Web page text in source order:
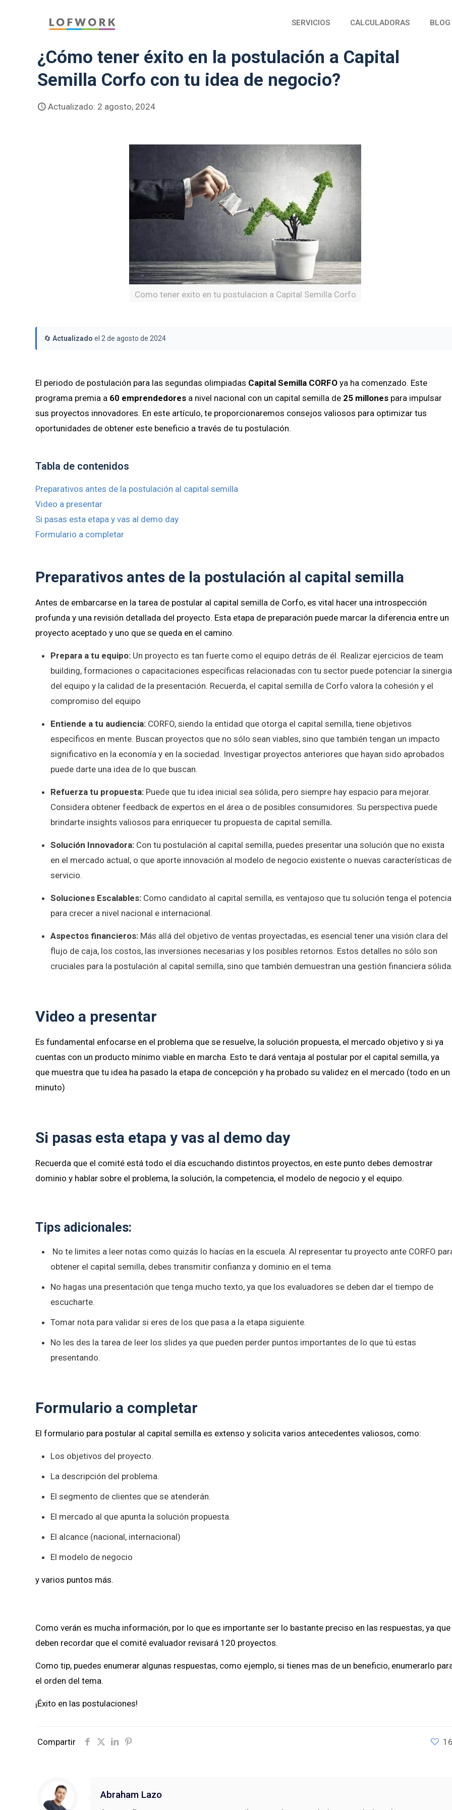
SERVICIOS CALCULADORAS BLOG
¿Cómo tener éxito en la postulación a Capital
Semilla Corfo con tu idea de negocio?
Actualizado: 2 agosto, 2024
Como tener exito en tu postulacion a Capital Semilla Corfo
🔄Actualizado el 2 de agosto de 2024
El periodo de postulación para las segundas olimpiadas Capital Semilla CORFO ya ha comenzado. Este
programa premia a 60 emprendedores a nivel nacional con un capital semilla de 25 millones para impulsar
sus proyectos innovadores. En este artículo, te proporcionaremos consejos valiosos para optimizar tus
oportunidades de obtener este beneficio a través de tu postulación.
Tabla de contenidos
Preparativos antes de la postulación al capital semilla
Video a presentar
Si pasas esta etapa y vas al demo day
Formulario a completar
Preparativos antes de la postulación al capital semilla
Antes de embarcarse en la tarea de postular al capital semilla de Corfo, es vital hacer una introspección
profunda y una revisión detallada del proyecto. Esta etapa de preparación puede marcar la diferencia entre un
proyecto aceptado y uno que se queda en el camino.
Prepara a tu equipo: Un proyecto es tan fuerte como el equipo detrás de él. Realizar ejercicios de team
building, formaciones o capacitaciones específicas relacionadas con tu sector puede potenciar la sinergia
del equipo y la calidad de la presentación. Recuerda, el capital semilla de Corfo valora la cohesión y el
compromiso del equipo
Entiende a tu audiencia: CORFO, siendo la entidad que otorga el capital semilla, tiene objetivos
específicos en mente. Buscan proyectos que no sólo sean viables, sino que también tengan un impacto
significativo en la economía y en la sociedad. Investigar proyectos anteriores que hayan sido aprobados
puede darte una idea de lo que buscan.
Refuerza tu propuesta: Puede que tu idea inicial sea sólida, pero siempre hay espacio para mejorar.
Considera obtener feedback de expertos en el área o de posibles consumidores. Su perspectiva puede
brindarte insights valiosos para enriquecer tu propuesta de capital semilla.
Solución Innovadora: Con tu postulación al capital semilla, puedes presentar una solución que no exista
en el mercado actual, o que aporte innovación al modelo de negocio existente o nuevas características
servicio.
Soluciones Escalables: Como candidato al capital semilla, es ventajoso que tu solución tenga el
para crecer a nivel nacional e internacional.
Aspectos financieros: Más allá del objetivo de ventas proyectadas, es esencial tener una visión clara del
flujo de caja, los costos, las inversiones necesarias y los posibles retornos. Estos detalles no sólo son
cruciales para la postulación al capital semilla, sino que también demuestran una gestión financiera
Video a presentar
Es fundamental enfocarse en el problema que se resuelve, la solución propuesta, el mercado objetivo y si ya
cuentas con un producto mínimo viable en marcha. Esto te dará ventaja al postular por el capital semilla, ya
que muestra que tu idea ha pasado la etapa de concepción y ha probado su validez en el mercado (todo en un
minuto)
Si pasas esta etapa y vas al demo day
Recuerda que el comité está todo el día escuchando distintos proyectos, en este punto debes demostrar
dominio y hablar sobre el problema, la solución, la competencia, el modelo de negocio y el equipo.
Tips adicionales:
No te limites a leer notas como quizás lo hacías en la escuela. Al representar tu proyecto ante CORFO
obtener el capital semilla, debes transmitir confianza y dominio en el tema.
No hagas una presentación que tenga mucho texto, ya que los evaluadores se deben dar el tiempo de
escucharte.
Tomar nota para validar si eres de los que pasa a la etapa siguiente.
No les des la tarea de leer los slides ya que pueden perder puntos importantes de lo que tú estas
presentando.
Formulario a completar
El formulario para postular al capital semilla es extenso y solicita varios antecedentes valiosos, como:
Los objetivos del proyecto.
La descripción del problema.
El segmento de clientes que se atenderán.
El mercado al que apunta la solución propuesta.
El alcance (nacional, internacional)
El modelo de negocio
y varios puntos más.
Como verán es mucha información, por lo que es importante ser lo bastante preciso en las respuestas, ya que
deben recordar que el comité evaluador revisará 120 proyectos.
Como tip, puedes enumerar algunas respuestas, como ejemplo, si tienes mas de un beneficio, enumerarlo
el orden del tema.
¡Éxito en las postulaciones!
Compartir
Abraham Lazo